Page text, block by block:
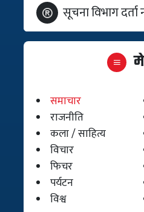
सूचना विभाग
समाचार
राजनीति
कला / साहित्य
विचार
फिचर
पर्यटन
विश्व